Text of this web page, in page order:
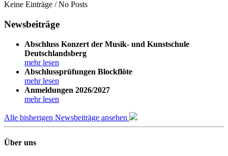
Keine Einträge / No Posts
Newsbeiträge
Abschluss Konzert der Musik- und Kunstschule
Deutschlandsberg
mehr lesen
Abschlussprüfungen Blockflöte
mehr lesen
Anmeldungen 2026/2027
mehr lesen
Alle bisherigen Newsbeiträge ansehen
Über uns